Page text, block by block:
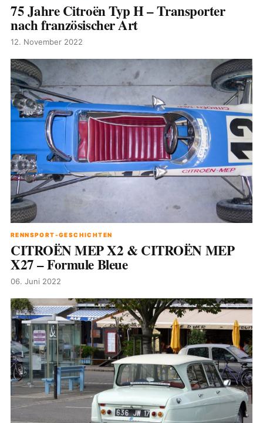
75 Jahre Citroën Typ H – Transporter
nach französischer Art
12. November 2022
RENNSPORT-GESCHICHTEN
CITROËN MEP X2 & CITROËN MEP
X27 – Formule Bleue
06. Juni 2022